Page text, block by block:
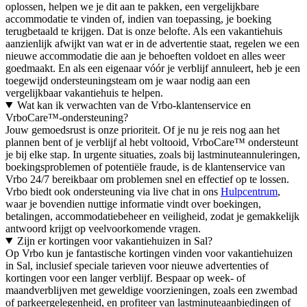
oplossen, helpen we je dit aan te pakken, een vergelijkbare
accommodatie te vinden of, indien van toepassing, je boeking
terugbetaald te krijgen. Dat is onze belofte. Als een vakantiehuis
aanzienlijk afwijkt van wat er in de advertentie staat, regelen we een
nieuwe accommodatie die aan je behoeften voldoet en alles weer
goedmaakt. En als een eigenaar vóór je verblijf annuleert, heb je een
toegewijd ondersteuningsteam om je waar nodig aan een
vergelijkbaar vakantiehuis te helpen.
Wat kan ik verwachten van de Vrbo-klantenservice en
VrboCare™-ondersteuning?
Jouw gemoedsrust is onze prioriteit. Of je nu je reis nog aan het
plannen bent of je verblijf al hebt voltooid, VrboCare™ ondersteunt
je bij elke stap. In urgente situaties, zoals bij lastminuteannuleringen,
boekingsproblemen of potentiële fraude, is de klantenservice van
Vrbo 24/7 bereikbaar om problemen snel en effectief op te lossen.
Vrbo biedt ook ondersteuning via live chat in ons Hulpcentrum,
waar je bovendien nuttige informatie vindt over boekingen,
betalingen, accommodatiebeheer en veiligheid, zodat je gemakkelijk
antwoord krijgt op veelvoorkomende vragen.
Zijn er kortingen voor vakantiehuizen in Sal?
Op Vrbo kun je fantastische kortingen vinden voor vakantiehuizen
in Sal, inclusief speciale tarieven voor nieuwe advertenties of
kortingen voor een langer verblijf. Bespaar op week- of
maandverblijven met geweldige voorzieningen, zoals een zwembad
of parkeergelegenheid, en profiteer van lastminuteaanbiedingen of